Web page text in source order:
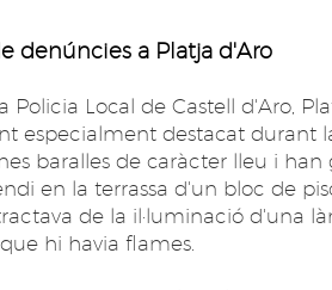
denúncies a Platja d'Aro
Policia Local de Castell d'Aro,
especialment destacat durant
baralles de caràcter lleu i han
en la terrassa d'un bloc de
de la il·luminació d'una
hi havia flames.